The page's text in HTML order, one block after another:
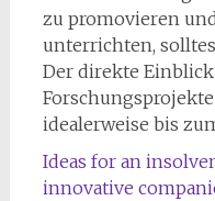
zu promovieren
unterrichten,
Der direkte
idealerweise bis
Ideas for an
innovative